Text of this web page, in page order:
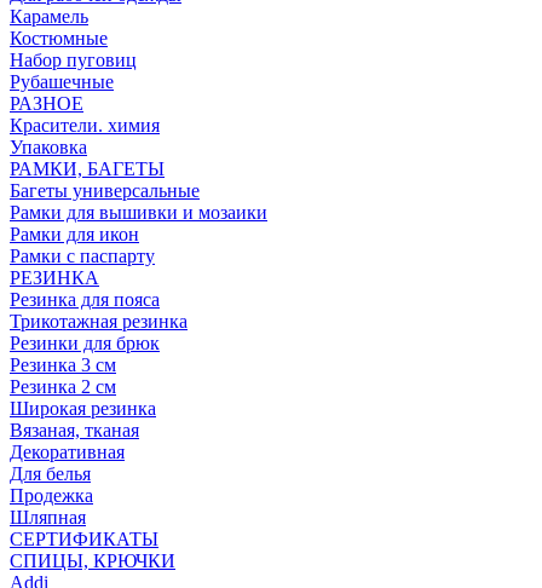
Карамель
Костюмные
Набор пуговиц
Рубашечные
РАЗНОЕ
Красители. химия
Упаковка
РАМКИ, БАГЕТЫ
Багеты универсальные
Рамки для вышивки и мозаики
Рамки для икон
Рамки с паспарту
РЕЗИНКА
Резинка для пояса
Трикотажная резинка
Резинки для брюк
Резинка 3 см
Резинка 2 см
Широкая резинка
Вязаная, тканая
Декоративная
Для белья
Продежка
Шляпная
СЕРТИФИКАТЫ
СПИЦЫ, КРЮЧКИ
Addi